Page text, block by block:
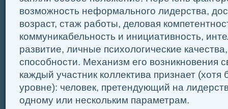
возможность неформального лидерства,
возраст, стаж работы, деловая
коммуникабельность и инициативность,
развитие, личные психологические
способности. Механизм его возникновения
каждый участник коллектива признает
уровне): человек, претендующий на
одному или нескольким параметрам.